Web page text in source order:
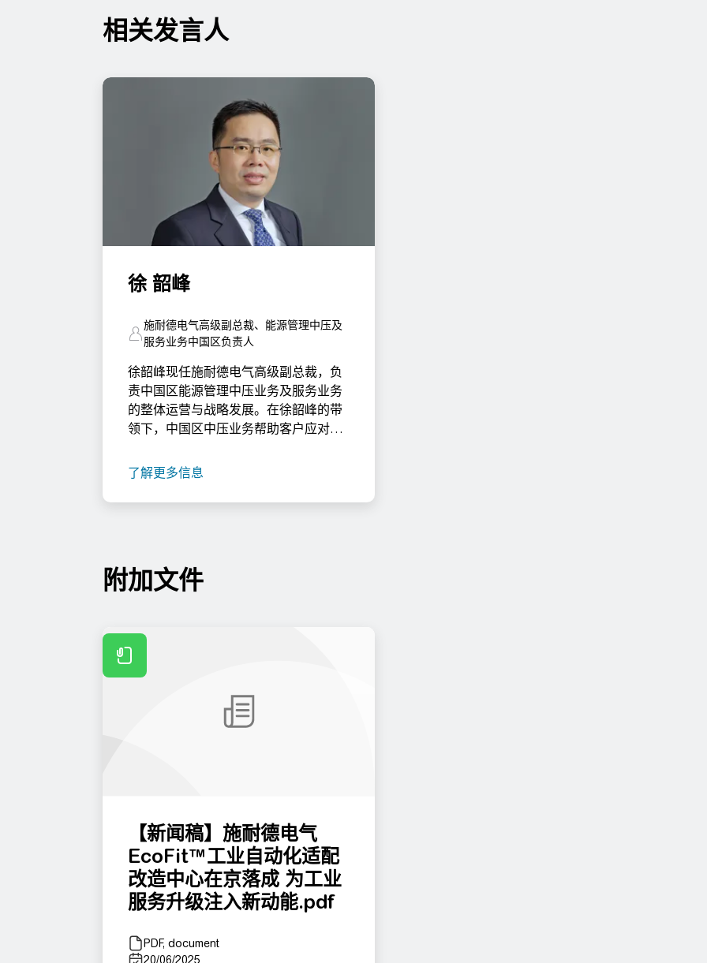
相关发言人
徐 韶峰
施耐德电气高级副总裁、能源管理中压及
服务业务中国区负责人
徐韶峰现任施耐德电气高级副总裁，负
责中国区能源管理中压业务及服务业务
的整体运营与战略发展。在徐韶峰的带
领下，中国区中压业务帮助客户应对智
配电技术和解决方案的需求，并通过专
性、能源效率以及可持续发展能力。 徐
售部东南大区地区总裁。自2018年开始
在中压业务工作职责上，兼任中国区服
业务的本地研发进程，高质量推进增量
和存量业务的协同发展。
了解更多信息
附加文件
【新闻稿】施耐德电气
EcoFit™工业自动化适配
改造中心在京落成 为工业
服务升级注入新动能.pdf
PDF, document
20/06/2025